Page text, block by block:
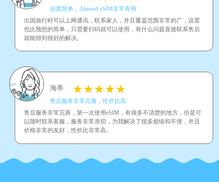
设置简单，Almond eSIM非常有用
出国旅行时可以上网通讯，联系家人，并且覆盖范围非常的广，设置
也比预想的简单，只需要扫码就可以使用，有什么问题直接联系售后
就能得到很好的解决。
海蒂
售后服务非常完善，性价比高
售后服务非常完善，第一次使用eSIM，有很多不清楚的地方，但是可
以随时联系客服，服务非常亲切，为我解决了很多烦恼和不便，并且
价格非常的友好，性价比非常高。